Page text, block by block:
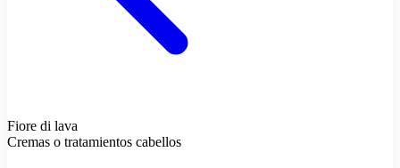
Fiore di lava
Cremas o tratamientos cabellos